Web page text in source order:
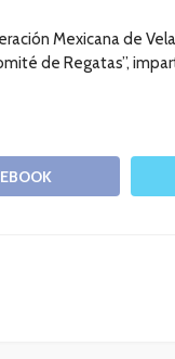
Mexicana de
de Regatas”,